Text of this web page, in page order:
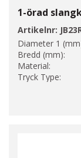
1-örad
Artikelnr:
Diameter 1
Bredd (mm):
Material:
Tryck Type: